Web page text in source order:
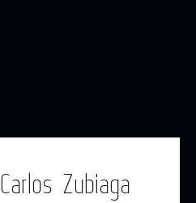
Carlos Zubiaga